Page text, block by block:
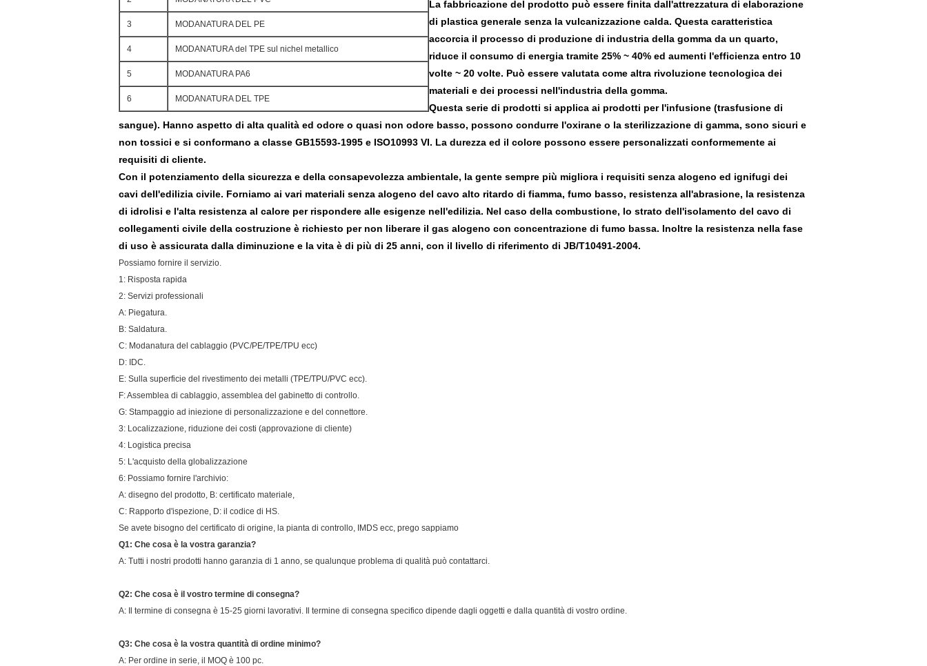
3 MODANATURA DEL PE
4 MODANATURA del TPE sul nichel metallico
5 MODANATURA PA6
6 MODANATURA DEL TPE
La fabbricazione del prodotto può essere finita dall'attrezzatura di elaborazione
di plastica generale senza la vulcanizzazione calda. Questa caratteristica
accorcia il processo di produzione di industria della gomma da un quarto,
riduce il consumo di energia tramite 25% ~ 40% ed aumenti l'efficienza entro 10
volte ~ 20 volte. Può essere valutata come altra rivoluzione tecnologica dei
materiali e dei processi nell'industria della gomma.
Questa serie di prodotti si applica ai prodotti per l'infusione (trasfusione di
sangue). Hanno aspetto di alta qualità ed odore o quasi non odore basso, possono condurre l'oxirane o la sterilizzazione di gamma, sono sicuri e
non tossici e si conformano a classe GB15593-1995 e ISO10993 VI. La durezza ed il colore possono essere personalizzati conformemente ai
requisiti di cliente.
Con il potenziamento della sicurezza e della consapevolezza ambientale, la gente sempre più migliora i requisiti senza alogeno ed ignifugi dei
cavi dell'edilizia civile. Forniamo ai vari materiali senza alogeno del cavo alto ritardo di fiamma, fumo basso, resistenza all'abrasione, la resistenza
di idrolisi e l'alta resistenza al calore per rispondere alle esigenze nell'edilizia. Nel caso della combustione, lo strato dell'isolamento del cavo di
collegamenti civile della costruzione è richiesto per non liberare il gas alogeno con concentrazione di fumo bassa. Inoltre la resistenza nella fase
di uso è assicurata dalla diminuzione e la vita è di più di 25 anni, con il livello di riferimento di JB/T10491-2004.
Possiamo fornire il servizio.
1: Risposta rapida
2: Servizi professionali
A: Piegatura.
B: Saldatura.
C: Modanatura del cablaggio (PVC/PE/TPE/TPU ecc)
D: IDC.
E: Sulla superficie del rivestimento dei metalli (TPE/TPU/PVC ecc).
F: Assemblea di cablaggio, assemblea del gabinetto di controllo.
G: Stampaggio ad iniezione di personalizzazione e del connettore.
3: Localizzazione, riduzione dei costi (approvazione di cliente)
4: Logistica precisa
5: L'acquisto della globalizzazione
6: Possiamo fornire l'archivio:
A: disegno del prodotto, B: certificato materiale,
C: Rapporto d'ispezione, D: il codice di HS.
Se avete bisogno del certificato di origine, la pianta di controllo, IMDS ecc, prego sappiamo
Q1: Che cosa è la vostra garanzia?
A: Tutti i nostri prodotti hanno garanzia di 1 anno, se qualunque problema di qualità può contattarci.
Q2: Che cosa è il vostro termine di consegna?
A: Il termine di consegna è 15-25 giorni lavorativi. Il termine di consegna specifico dipende dagli oggetti e dalla quantità di vostro ordine.
Q3: Che cosa è la vostra quantità di ordine minimo?
A: Per ordine in serie, il MOQ è 100 pc.